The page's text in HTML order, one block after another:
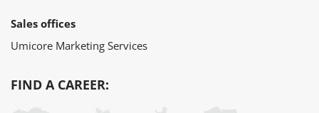
Sales offices
Umicore Marketing Services
FIND A CAREER: